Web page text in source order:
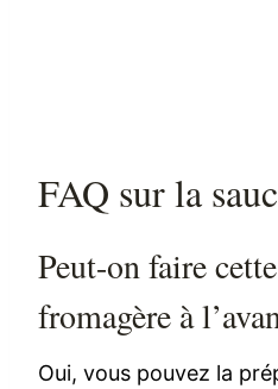
FAQ sur la
Peut-on faire
fromagère à
Oui, vous pouvez la